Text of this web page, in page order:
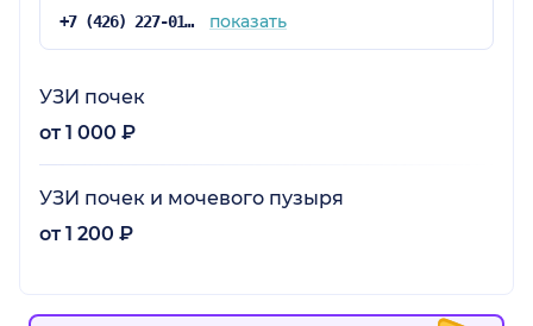
+7 (426) 227-01-27 показать
УЗИ почек
от 1 000 ₽
УЗИ почек и мочевого пузыря
от 1 200 ₽